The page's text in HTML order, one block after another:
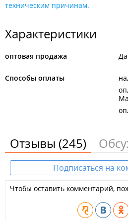
техническим причинам.
Характеристики
оптовая продажа Да
Способы оплаты
Отзывы (245)
Подписаться на
Чтобы оставить комментарий,